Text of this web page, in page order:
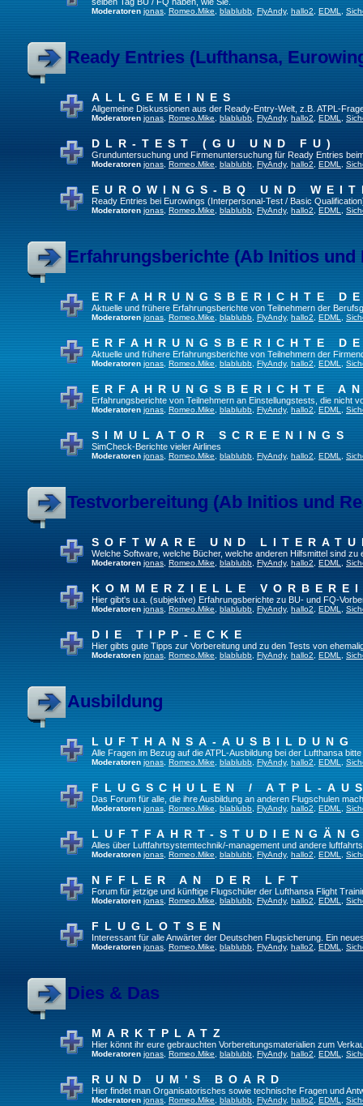
Moderatoren jonas Romeo.Mike blablubb FlyAndy, hallo2 EDML
Ready Entries (Lufthansa,
ALLGEMEINES
Allgemeine Diskussionen aus der Ready-Entry-Welt, z.B. ATPL-
Moderatoren jonas Romeo.Mike blablubb FlyAndy, hallo2 EDML
DLR-TEST (GU UND FU)
Grunduntersuchung und Firmenuntersuchung für Ready Entries
Moderatoren jonas Romeo.Mike blablubb FlyAndy, hallo2 EDML
EUROWINGS-BQ UND
Ready Entries bei Eurowings (Interpersonal-Test / Basic
Moderatoren jonas Romeo.Mike blablubb FlyAndy, hallo2 EDML
Erfahrungsberichte (Ab Initios und
ERFAHRUNGSBERICHTE
Aktuelle und frühere Erfahrungsberichte von Teilnehmern der
Moderatoren jonas Romeo.Mike blablubb FlyAndy, hallo2 EDML
ERFAHRUNGSBERICHTE
Aktuelle und frühere Erfahrungsberichte von Teilnehmern der
Moderatoren jonas Romeo.Mike blablubb FlyAndy, hallo2 EDML
ERFAHRUNGSBERICHTE
Erfahrungsberichte von Teilnehmern an Einstellungstests, die nicht
Moderatoren jonas Romeo.Mike blablubb FlyAndy, hallo2 EDML
SIMULATOR SCREENINGS
SimCheck-Berichte vieler Airlines
Moderatoren jonas Romeo.Mike blablubb FlyAndy, hallo2 EDML
Testvorbereitung (Ab Initios und
SOFTWARE UND
Welche Software, welche Bücher, welche anderen Hilfsmittel sind zu
Moderatoren jonas Romeo.Mike blablubb FlyAndy, hallo2 EDML
KOMMERZIELLE
Hier gibt's u.a. (subjektive) Erfahrungsberichte zu BU- und FQ-
Moderatoren jonas Romeo.Mike blablubb FlyAndy, hallo2 EDML
DIE TIPP-ECKE
Hier gibts gute Tipps zur Vorbereitung und zu den Tests von
Moderatoren jonas Romeo.Mike blablubb FlyAndy, hallo2 EDML
Ausbildung
LUFTHANSA-AUSBILDUNG
Alle Fragen im Bezug auf die ATPL-Ausbildung bei der Lufthansa
Moderatoren jonas Romeo.Mike blablubb FlyAndy, hallo2 EDML
FLUGSCHULEN / ATPL-
Das Forum für alle, die ihre Ausbildung an anderen Flugschulen
Moderatoren jonas Romeo.Mike blablubb FlyAndy, hallo2 EDML
LUFTFAHRT-
Alles über Luftfahrtsystemtechnik/-management und andere
Moderatoren jonas Romeo.Mike blablubb FlyAndy, hallo2 EDML
NFFLER AN DER LFT
Forum für jetzige und künftige Flugschüler der Lufthansa Flight
Moderatoren jonas Romeo.Mike blablubb FlyAndy, hallo2 EDML
FLUGLOTSEN
Interessant für alle Anwärter der Deutschen Flugsicherung. Ein
Moderatoren jonas Romeo.Mike blablubb FlyAndy, hallo2 EDML
Dies & Das
MARKTPLATZ
Hier könnt ihr eure gebrauchten Vorbereitungsmaterialien zum
Moderatoren jonas Romeo.Mike blablubb FlyAndy, hallo2 EDML
RUND UM'S BOARD
Hier findet man Organisatorisches sowie technische Fragen und
Moderatoren jonas Romeo.Mike blablubb FlyAndy, hallo2 EDML